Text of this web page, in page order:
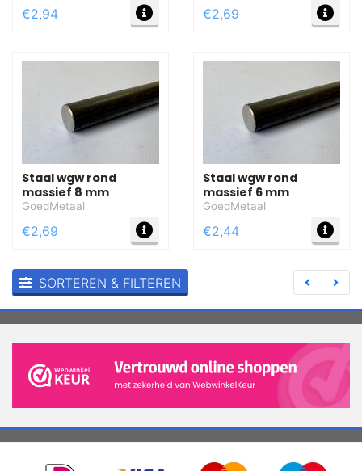
€2,94 MEER INFO
€2,69
Staal wgw rond
massief 8 mm
GoedMetaal
€2,69 MEER INFO
Staal wgw rond
massief 6 mm
GoedMetaal
€2,44
SORTEREN & FILTEREN